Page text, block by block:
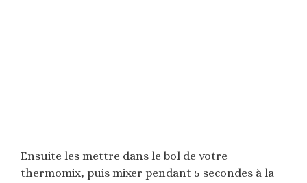
Ensuite les mettre dans le bol de votre
thermomix, puis mixer pendant 5 secondes à la